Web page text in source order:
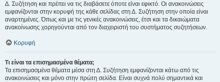
Δ. Συζήτηση και πρέπει να τις διαβάσετε όποτε είναι εφικτό. Οι ανακοινώσεις
εμφανίζονται στην κορυφή της κάθε σελίδας στη Δ. Συζήτηση στην οποία είναι
αναρτημένες. Όπως και με τις γενικές ανακοινώσεις, έτσι και τα δικαιώματα
ανακοίνωσης χορηγούνται από τον διαχειριστή του συστήματος συζητήσεων.
Κορυφή
Τι είναι τα επισημασμένα θέματα;
Τα επισημασμένα θέματα μέσα στη Δ. Συζήτηση εμφανίζονται κάτω από τις
ανακοινώσεις και μόνο στην πρώτη σελίδα. Είναι συχνά πολύ σημαντικά και